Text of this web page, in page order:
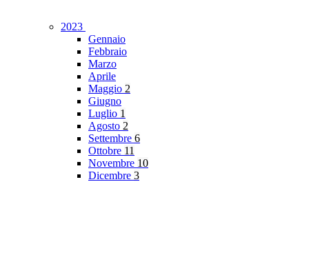
2023
Gennaio
Febbraio
Marzo
Aprile
Maggio 2
Giugno
Luglio 1
Agosto 2
Settembre 6
Ottobre 11
Novembre 10
Dicembre 3